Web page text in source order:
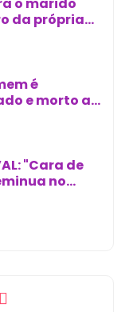
da própria
é
e morto a
lisboa
"Cara de
no